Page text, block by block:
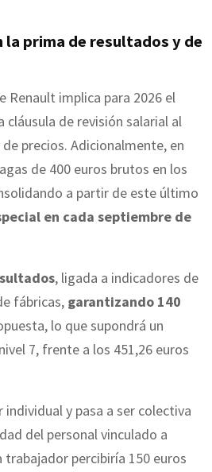
la prima de resultados y de
implica para 2026 el
cláusula de revisión salarial al
precios. Adicionalmente, en
de 400 euros brutos en los
a partir de este último
en cada septiembre de
, ligada a indicadores de
fábricas, garantizando 140
lo que supondrá un
7, frente a los 451,26 euros
individual y pasa a ser colectiva
del personal vinculado a
trabajador percibiría 150 euros